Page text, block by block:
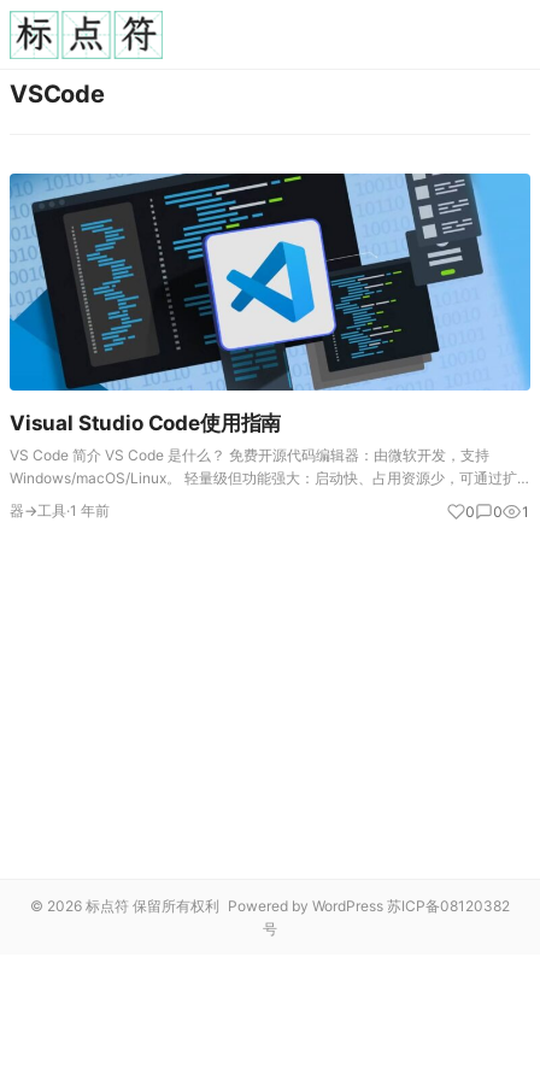
VSCode
Visual Studio Code使用指南
VS Code 简介 VS Code 是什么？ 免费开源代码编辑器：由微软开发，支持
Windows/macOS/Linux。 轻量级但功能强大：启动快、占用资源少，可通过扩
展无限增强功能。 现代化开发工具：集代码编辑、调试、版本控制、终端…
器→工具·1 年前 0 0 1
© 2026 标点符 保留所有权利 Powered by WordPress 苏ICP备08120382
号